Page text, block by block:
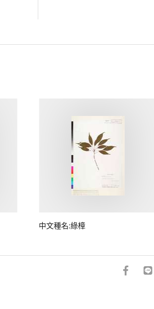
中文種名:綠樟